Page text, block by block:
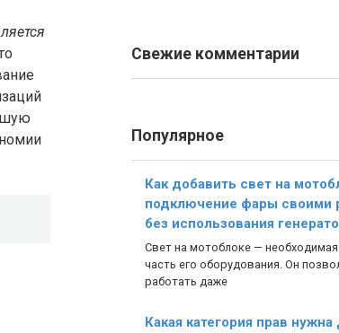
Свежие комментарии
Популярное
Как добавить свет на
подключение фары своими
без использования
Свет на мотоблоке —
часть его оборудования. Он
работать даже
Какая категория прав нужна